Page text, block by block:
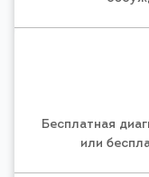
Бесплатная
или